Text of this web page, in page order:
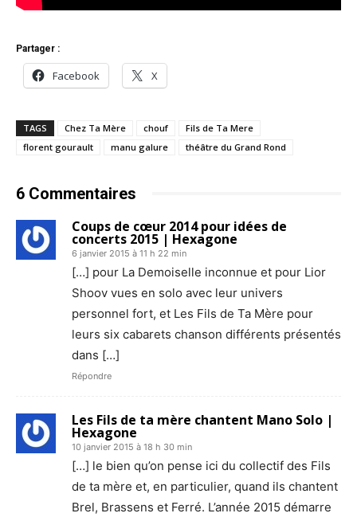
Partager :
Facebook X
TAGS Chez Ta Mère chouf
Fils de Ta Mere
florent gourault
manu galure théâtre du Grand Rond
6 Commentaires
Coups de cœur 2014 pour idées de
concerts 2015 | Hexagone
6 janvier 2015 à 11 h 22 min
[…] pour La Demoiselle inconnue et pour Lior
Shoov vues en solo avec leur univers
personnel fort, et Les Fils de Ta Mère pour
leurs six cabarets chanson différents présentés
dans […]
Répondre
Les Fils de ta mère chantent Mano Solo |
Hexagone
10 janvier 2015 à 18 h 30 min
[…] le bien qu’on pense ici du collectif des Fils
de ta mère et, en particulier, quand ils chantent
Brel, Brassens et Ferré. L’année 2015 démarre